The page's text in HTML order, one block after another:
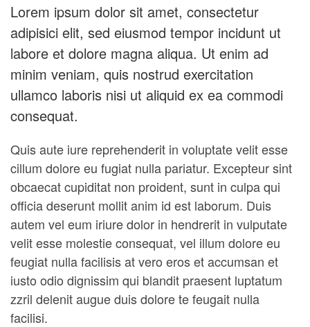
Creative
Should
Know
About
Lorem ipsum dolor sit amet, consectetur
adipisici elit, sed eiusmod tempor incidunt ut
labore et dolore magna aliqua. Ut enim ad
minim veniam, quis nostrud exercitation
ullamco laboris nisi ut aliquid ex ea commodi
consequat.
Quis aute iure reprehenderit in voluptate velit esse
cillum dolore eu fugiat nulla pariatur. Excepteur sint
obcaecat cupiditat non proident, sunt in culpa qui
officia deserunt mollit anim id est laborum. Duis
autem vel eum iriure dolor in hendrerit in vulputate
velit esse molestie consequat, vel illum dolore eu
feugiat nulla facilisis at vero eros et accumsan et
iusto odio dignissim qui blandit praesent luptatum
zzril delenit augue duis dolore te feugait nulla
facilisi.